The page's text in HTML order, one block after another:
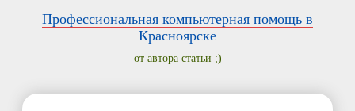
Профессиональная компьютерная помощь в
Красноярске
от автора статьи ;)